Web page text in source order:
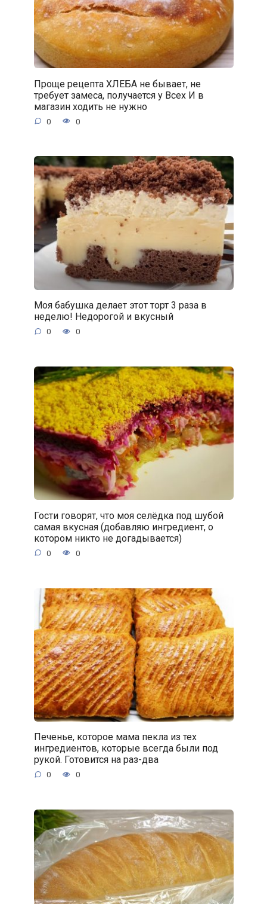
Проще рецепта ХЛЕБА не бывает, не
требует замеса, получается у Всех И в
магазин ходить не нужно
0 0
Моя бабушка делает этот торт 3 раза в
неделю! Недорогой и вкусный
0 0
Гости говорят, что моя селёдка под шубой
самая вкусная (добавляю ингредиент, о
котором никто не догадывается)
0 0
Печенье, которое мама пекла из тех
ингредиентов, которые всегда были под
рукой. Готовится на раз-два
0 0